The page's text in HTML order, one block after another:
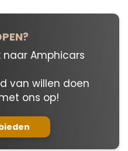
naar Amphicars
van willen doen
ons op!